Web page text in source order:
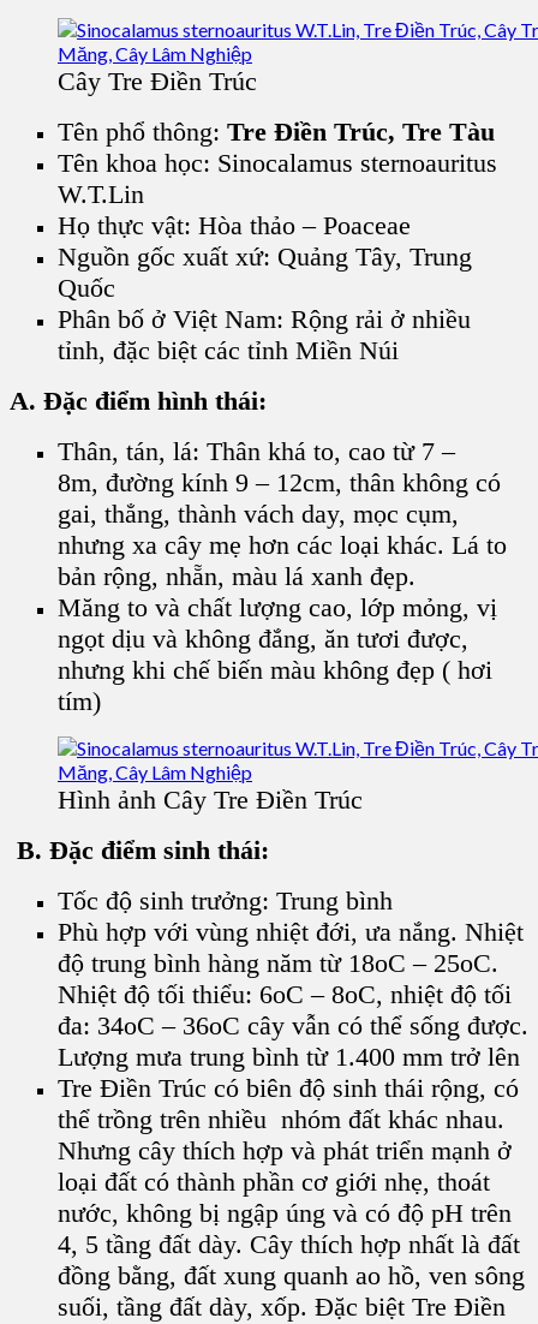
Cây Tre Điền Trúc
Tên phổ thông: Tre Điền Trúc, Tre Tàu
Tên khoa học: Sinocalamus sternoauritus
W.T.Lin
Họ thực vật: Hòa thảo – Poaceae
Nguồn gốc xuất xứ: Quảng Tây, Trung
Quốc
Phân bố ở Việt Nam: Rộng rải ở nhiều
tỉnh, đặc biệt các tỉnh Miền Núi
A. Đặc điểm hình thái:
Thân, tán, lá: Thân khá to, cao từ 7 –
8m, đường kính 9 – 12cm, thân không có
gai, thẳng, thành vách day, mọc cụm,
nhưng xa cây mẹ hơn các loại khác. Lá to
bản rộng, nhẵn, màu lá xanh đẹp.
Măng to và chất lượng cao, lớp mỏng, vị
ngọt dịu và không đắng, ăn tươi được,
nhưng khi chế biến màu không đẹp ( hơi
tím)
Hình ảnh Cây Tre Điền Trúc
B. Đặc điểm sinh thái:
Tốc độ sinh trưởng: Trung bình
Phù hợp với vùng nhiệt đới, ưa nắng. Nhiệt
độ trung bình hàng năm từ 18oC – 25oC.
Nhiệt độ tối thiểu: 6oC – 8oC, nhiệt độ tối
đa: 34oC – 36oC cây vẫn có thể sống được.
Lượng mưa trung bình từ 1.400 mm trở lên
Tre Điền Trúc có biên độ sinh thái rộng, có
thể trồng trên nhiều nhóm đất khác nhau.
Nhưng cây thích hợp và phát triển mạnh ở
loại đất có thành phần cơ giới nhẹ, thoát
nước, không bị ngập úng và có độ pH trên
4, 5 tầng đất dày. Cây thích hợp nhất là đất
đồng bằng, đất xung quanh ao hồ, ven sông
suối, tầng đất dày, xốp. Đặc biệt Tre Điền